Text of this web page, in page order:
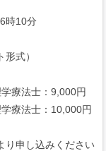
時10分
式）
法士：9,000円
療法士：10,000円
り申し込みください